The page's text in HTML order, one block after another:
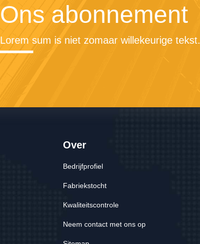
Ons abonnement
Lorem sum is niet zomaar willekeurige tekst.
Over
Bedrijfprofiel
Fabriekstocht
Kwaliteitscontrole
Neem contact met ons op